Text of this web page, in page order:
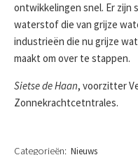
ontwikkelingen snel. Er zijn
waterstof die van grijze
industrieën die nu grijze
maakt om over te stappen.
Sietse de Haan, voorzitter
Zonnekrachtcetntrales.
Categorieën: Nieuws